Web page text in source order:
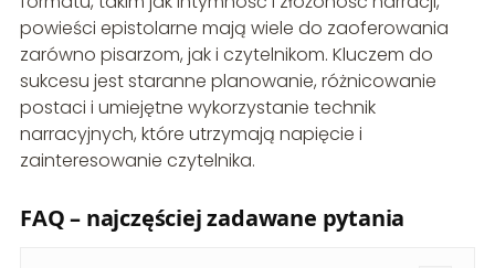
powieści epistolarne mają wiele do zaoferowania
zarówno pisarzom, jak i czytelnikom. Kluczem do
sukcesu jest staranne planowanie, różnicowanie
postaci i umiejętne wykorzystanie technik
narracyjnych, które utrzymają napięcie i
zainteresowanie czytelnika.
FAQ – najczęściej zadawane pytania